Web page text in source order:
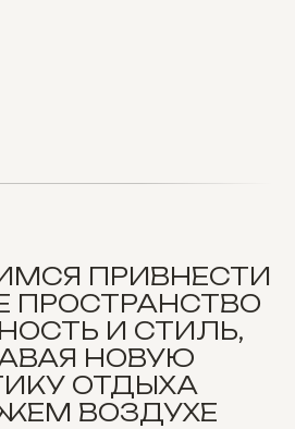
ПРИВНЕСТИ
ПРОСТРАНСТВО
И СТИЛЬ,
НОВУЮ
ОТДЫХА
ВОЗДУХЕ